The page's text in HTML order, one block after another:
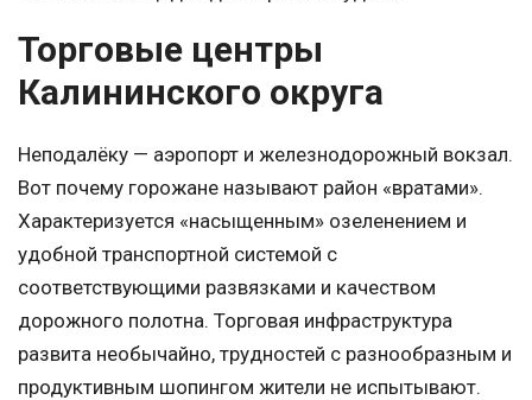
Торговые центры
Калининского округа
Неподалёку — аэропорт и железнодорожный вокзал.
Вот почему горожане называют район «вратами».
Характеризуется «насыщенным» озеленением и
удобной транспортной системой с
соответствующими развязками и качеством
дорожного полотна. Торговая инфраструктура
развита необычайно, трудностей с разнообразным и
продуктивным шопингом жители не испытывают.